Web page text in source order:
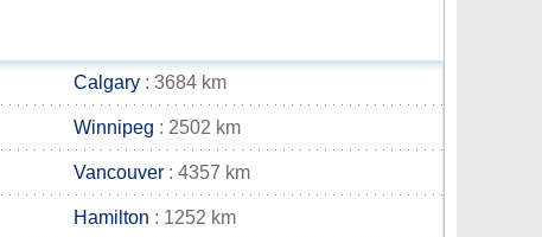
Calgary : 3684 km
Winnipeg : 2502 km
Vancouver : 4357 km
Hamilton : 1252 km